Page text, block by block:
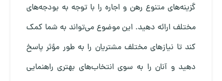
گزینه‌های متنوع رهن و اجاره را با توجه به بودجه‌های
مختلف ارائه دهید. این موضوع می‌تواند به شما کمک
کند تا نیازهای مختلف مشتریان را به طور مؤثر پاسخ
دهید و آنان را به سوی انتخاب‌های بهتری راهنمایی